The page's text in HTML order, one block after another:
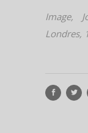
Image,
Londres,